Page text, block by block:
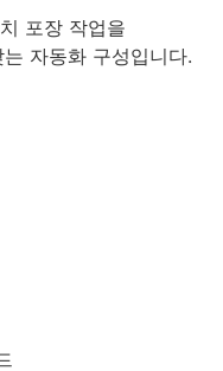
포장 작업을
자동화 구성입니다.